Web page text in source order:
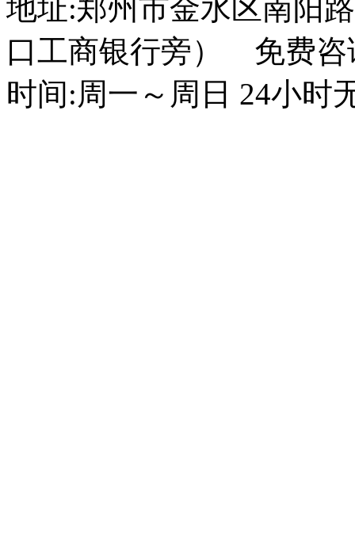
地址:郑州市金水区南阳
口工商银行旁） 免费咨
时间:周一～周日 24小时